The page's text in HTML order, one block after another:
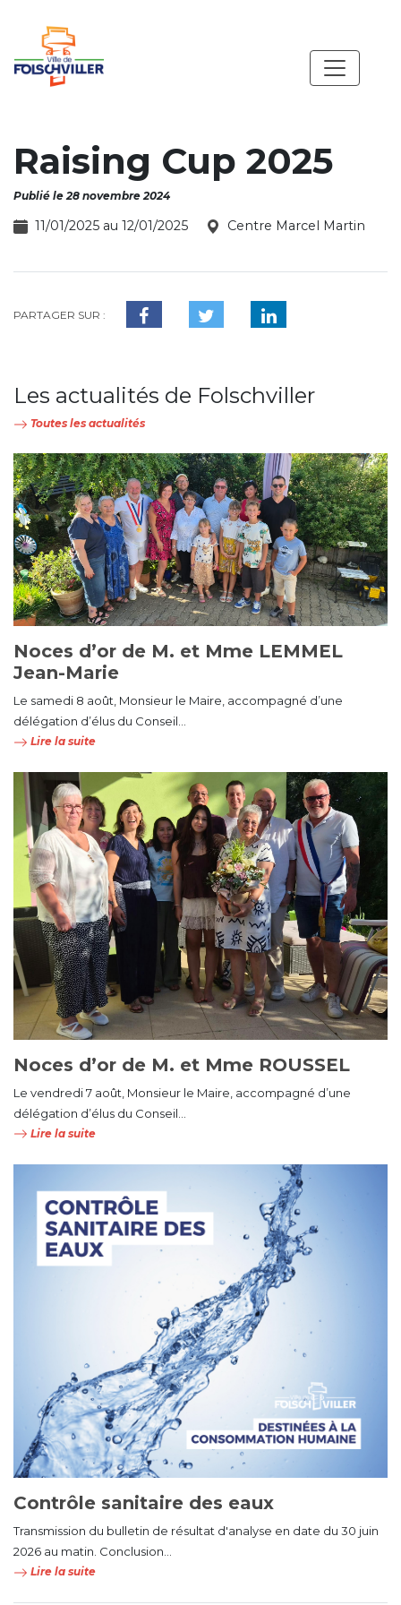
Raising Cup 2025
Publié le 28 novembre 2024
11/01/2025 au 12/01/2025 Centre Marcel Martin
PARTAGER SUR :
Les actualités de Folschviller
Toutes les actualités
Noces d’or de M. et Mme LEMMEL
Jean-Marie
Le samedi 8 août, Monsieur le Maire, accompagné d’une
délégation d’élus du Conseil...
Lire la suite
Noces d’or de M. et Mme ROUSSEL
Le vendredi 7 août, Monsieur le Maire, accompagné d’une
délégation d’élus du Conseil...
Lire la suite
Contrôle sanitaire des eaux
Transmission du bulletin de résultat d'analyse en date du 30 juin
2026 au matin. Conclusion...
Lire la suite